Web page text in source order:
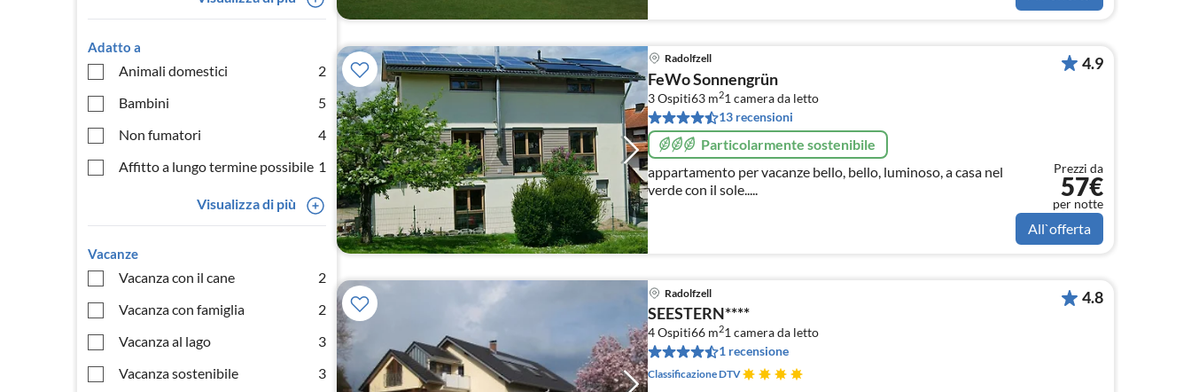
Adatto a
Animali domestici
2
Bambini
5
Non fumatori
4
Affitto a lungo termine possibile 1
Visualizza di più
Vacanze
Vacanza con il cane
2
Vacanza con famiglia
2
Vacanza al lago
3
Vacanza sostenibile
3
Radolfzell
FeWo Sonnengrün
3 Ospiti63 m21 camera da letto
13 recensioni
Particolarmente sostenibile
appartamento per vacanze bello, bello, luminoso, a casa nel
verde con il sole.....
4.9
Prezzi da
57€
per notte
All`offerta
Radolfzell
SEESTERN****
4 Ospiti66 m21 camera da letto
1 recensione
Classificazione DTV
4.8